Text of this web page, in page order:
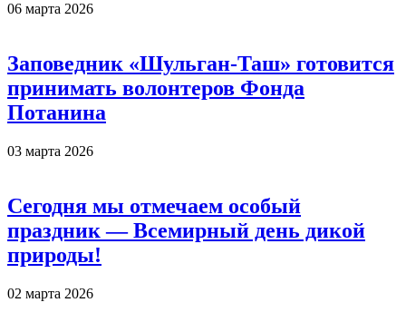
06 марта 2026
Заповедник «Шульган-Таш» готовится
принимать волонтеров Фонда
Потанина
03 марта 2026
Сегодня мы отмечаем особый
праздник — Всемирный день дикой
природы!
02 марта 2026